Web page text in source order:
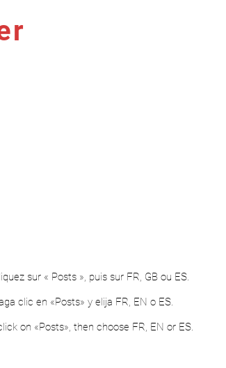
sur « Posts », puis sur FR, GB ou ES.
clic en «Posts» y elija FR, EN o ES.
on «Posts», then choose FR, EN or ES.